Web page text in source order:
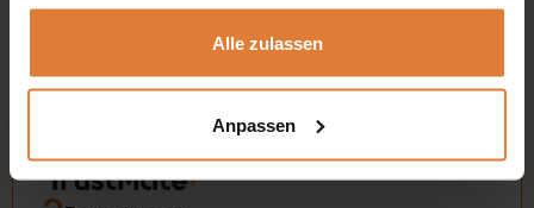
gesammelt haben.
Alle zulassen
Anpassen
Produkt-Bewertungen bei
TrustMate